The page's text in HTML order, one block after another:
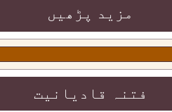
مزید پڑھیں
فتنہ قادیانیت